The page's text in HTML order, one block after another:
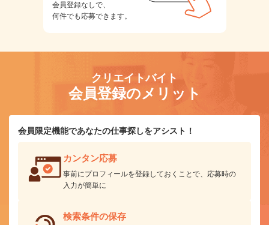
会員登録なしで、
何件でも応募できます。
クリエイトバイト
会員登録のメリット
会員限定機能であなたの仕事探しをアシスト！
カンタン応募
事前にプロフィールを登録しておくことで、応募時の
入力が簡単に
検索条件の保存